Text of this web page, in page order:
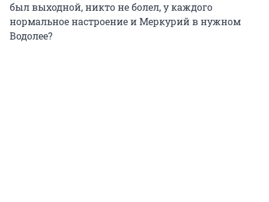
был выходной, никто не болел, у каждого
нормальное настроение и Меркурий в нужном
Водолее?